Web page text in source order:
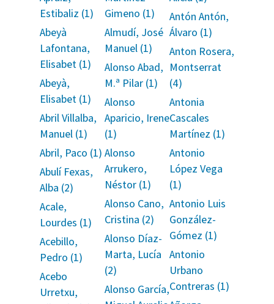
Estibaliz (1)
Abeyà
Lafontana,
Elisabet (1)
Abeyà,
Elisabet (1)
Abril Villalba,
Manuel (1)
Abril, Paco (1)
Abulí Fexas,
Alba (2)
Acale,
Lourdes (1)
Acebillo,
Pedro (1)
Acebo
Urretxu,
Gimeno (1)
Almudí, José
Manuel (1)
Alonso Abad,
M.ª Pilar (1)
Alonso
Aparicio, Irene
(1)
Alonso
Arrukero,
Néstor (1)
Alonso Cano,
Cristina (2)
Alonso Díaz-
Marta, Lucía
(2)
Alonso García,
Antón Antón,
Álvaro (1)
Anton Rosera,
Montserrat
(4)
Antonia
Cascales
Martínez (1)
Antonio
López Vega
(1)
Antonio Luis
González-
Gómez (1)
Antonio
Urbano
Contreras (1)